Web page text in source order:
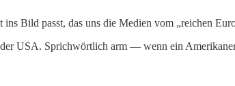
Bild passt, das uns die Medien vom „reichen
USA. Sprichwörtlich arm — wenn ein